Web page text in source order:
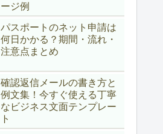
ージ例
パスポートのネット申請は
何日かかる？期間・流れ・
注意点まとめ
確認返信メールの書き方と
例文集！今すぐ使える丁寧
なビジネス文面テンプレー
ト